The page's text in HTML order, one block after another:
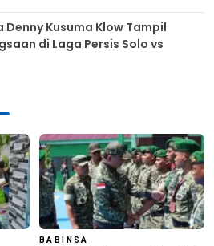
Kusuma Klow Tampil
di Laga Persis Solo vs
BABINSA